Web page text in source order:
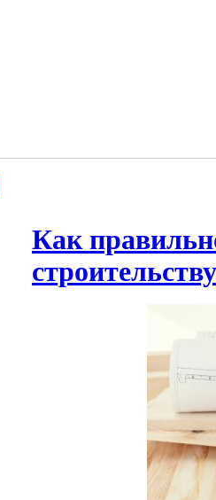
Как
строительству